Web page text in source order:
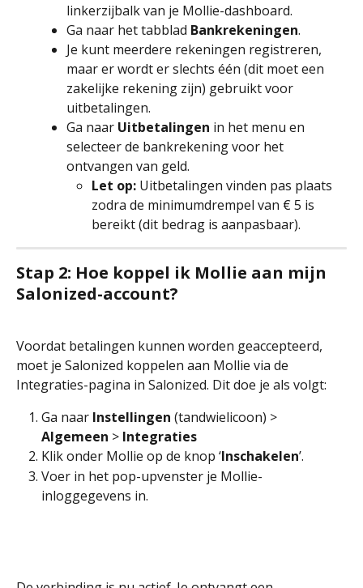
linkerzijbalk van je Mollie-dashboard.
Ga naar het tabblad Bankrekeningen.
Je kunt meerdere rekeningen registreren,
maar er wordt er slechts één (dit moet een
zakelijke rekening zijn) gebruikt voor
uitbetalingen.
Ga naar Uitbetalingen in het menu en
selecteer de bankrekening voor het
ontvangen van geld.
Let op: Uitbetalingen vinden pas plaats
zodra de minimumdrempel van € 5 is
bereikt (dit bedrag is aanpasbaar).
Stap 2: Hoe koppel ik Mollie aan mijn
Salonized-account?
Voordat betalingen kunnen worden geaccepteerd,
moet je Salonized koppelen aan Mollie via de
Integraties-pagina in Salonized. Dit doe je als volgt:
Ga naar Instellingen (tandwielicoon) >
Algemeen > Integraties
Klik onder Mollie op de knop ‘Inschakelen’.
Voer in het pop-upvenster je Mollie-
inloggegevens in.